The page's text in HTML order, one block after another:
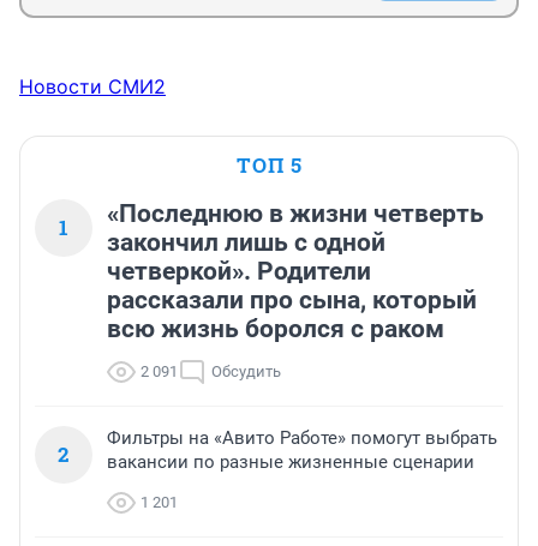
Новости СМИ2
ТОП 5
1
«Последнюю в жизни четверть
закончил лишь с одной
четверкой». Родители
рассказали про сына, который
всю жизнь боролся с раком
2 091 Обсудить
2
Фильтры на «Авито Работе» помогут выбрать
вакансии по разные жизненные сценарии
1 201